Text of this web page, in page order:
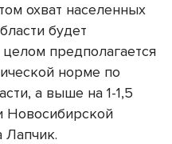
охват населенных
будет
предполагается
норме по
а выше на 1-1,5
Новосибирской
Лапчик.